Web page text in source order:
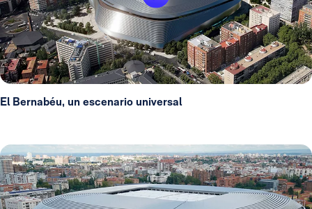
El Bernabéu, un escenario universal